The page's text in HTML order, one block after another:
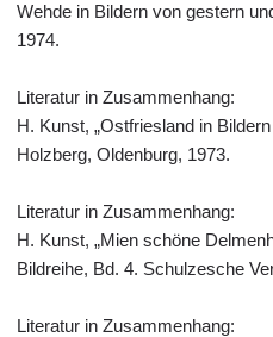
Wehde in Bildern von gestern
1974.
Literatur in Zusammenhang:
H. Kunst, „Ostfriesland in
Holzberg, Oldenburg, 1973.
Literatur in Zusammenhang:
H. Kunst, „Mien schöne
Bildreihe, Bd. 4. Schulzesche
Literatur in Zusammenhang: